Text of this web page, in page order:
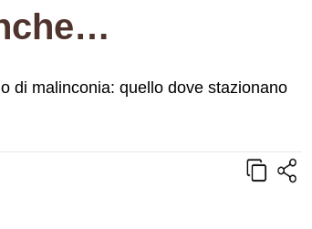
di malinconia: quello dove stazionano